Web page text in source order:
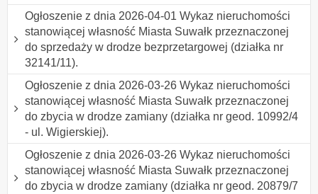
Ogłoszenie z dnia 2026-04-01 Wykaz nieruchomości
stanowiącej własność Miasta Suwałk przeznaczonej
do sprzedaży w drodze bezprzetargowej (działka nr
32141/11).
Ogłoszenie z dnia 2026-03-26 Wykaz nieruchomości
stanowiącej własność Miasta Suwałk przeznaczonej
do zbycia w drodze zamiany (działka nr geod. 10992/4
- ul. Wigierskiej).
Ogłoszenie z dnia 2026-03-26 Wykaz nieruchomości
stanowiącej własność Miasta Suwałk przeznaczonej
do zbycia w drodze zamiany (działka nr geod. 20879/7